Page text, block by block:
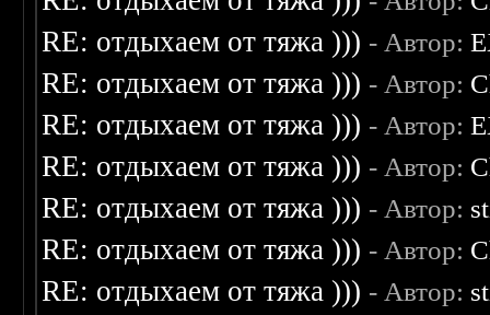
RE: отдыхаем от тяжа ))) - Автор:
RE: отдыхаем от тяжа ))) - Автор:
RE: отдыхаем от тяжа ))) - Автор:
RE: отдыхаем от тяжа ))) - Автор:
RE: отдыхаем от тяжа ))) - Автор:
RE: отдыхаем от тяжа ))) - Автор:
RE: отдыхаем от тяжа ))) - Автор: